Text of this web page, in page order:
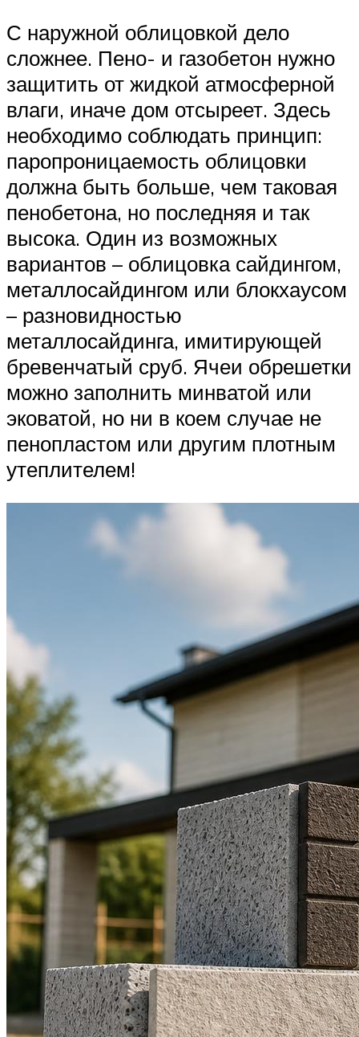
С наружной облицовкой дело
сложнее. Пено- и газобетон нужно
защитить от жидкой атмосферной
влаги, иначе дом отсыреет. Здесь
необходимо соблюдать принцип:
паропроницаемость облицовки
должна быть больше, чем таковая
пенобетона, но последняя и так
высока. Один из возможных
вариантов – облицовка сайдингом,
металлосайдингом или блокхаусом
– разновидностью
металлосайдинга, имитирующей
бревенчатый сруб. Ячеи обрешетки
можно заполнить минватой или
эковатой, но ни в коем случае не
пенопластом или другим плотным
утеплителем!